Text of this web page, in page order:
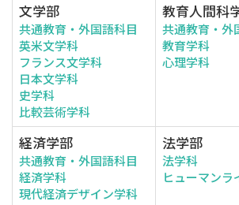
文学部
共通教育・外国語科目
英米文学科
フランス文学科
日本文学科
史学科
比較芸術学科
教育人間科
共通教育・外
教育学科
心理学科
経済学部
共通教育・外国語科目
経済学科
現代経済デザイン学科
法学部
法学科
ヒューマンラ